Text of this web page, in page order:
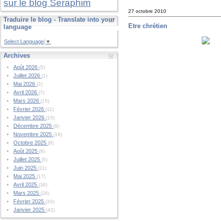
sur le blog Seraphim
Traduire le blog - Translate into your
language
Select Language ▼
Archives
Août 2026(5)
Juillet 2026(1)
Mai 2026(2)
Avril 2026(7)
Mars 2026(15)
Février 2026(11)
Janvier 2026(15)
Décembre 2025(9)
Novembre 2025(16)
Octobre 2025(6)
Août 2025(9)
Juillet 2025(5)
Juin 2025(11)
Mai 2025(17)
Avril 2025(38)
Mars 2025(28)
Février 2025(33)
Janvier 2025(42)
27 octobre 2010
Etre chrétien